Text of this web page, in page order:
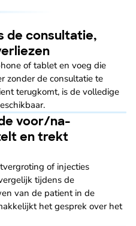
de consultatie,
of tablet en voeg die
zonder de consultatie te
terugkomt, is de volledige
voor/na-
en trekt
of injecties
tijdens de
van de patient in de
het gesprek over het